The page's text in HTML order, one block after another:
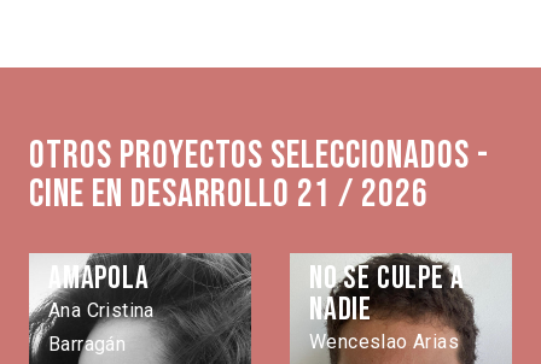
Otros proyectos seleccionados -
Cine en Desarrollo 21 / 2026
Amapola
Ana Cristina
Barragán
No se culpe a
nadie
Wenceslao Arias